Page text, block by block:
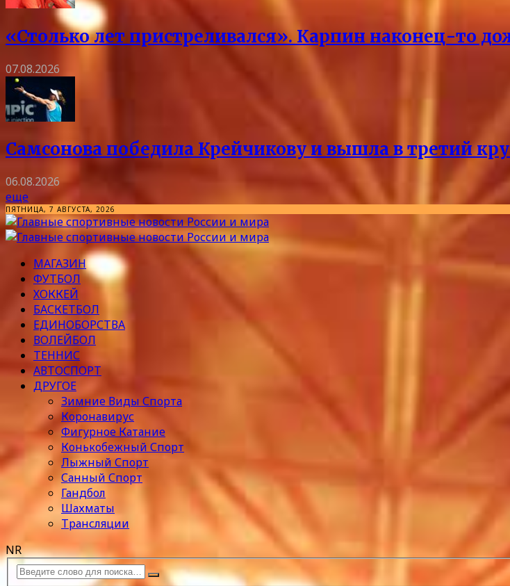
«Столько лет пристреливался». Карпин наконец-то
07.08.2026
Самсонова победила Крейчикову и вышла в третий
06.08.2026
еще
ПЯТНИЦА, 7 АВГУСТА, 2026
МАГАЗИН
ФУТБОЛ
ХОККЕЙ
БАСКЕТБОЛ
ЕДИНОБОРСТВА
ВОЛЕЙБОЛ
ТЕННИС
АВТОСПОРТ
ДРУГОЕ
Зимние Виды Спорта
Коронавирус
Фигурное Катание
Конькобежный Спорт
Лыжный Спорт
Санный Спорт
Гандбол
Шахматы
Трансляции
NR